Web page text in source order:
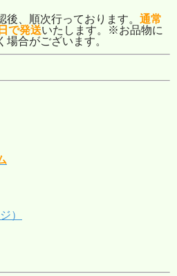
、順次行っております。 通常
で発送いたします。※お品物に
場合がございます。
）